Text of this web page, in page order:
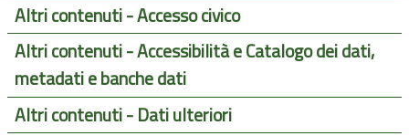
Altri contenuti - Accesso civico
Altri contenuti - Accessibilità e Catalogo dei dati,
metadati e banche dati
Altri contenuti - Dati ulteriori